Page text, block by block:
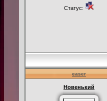
Статус:
easer
Новенький